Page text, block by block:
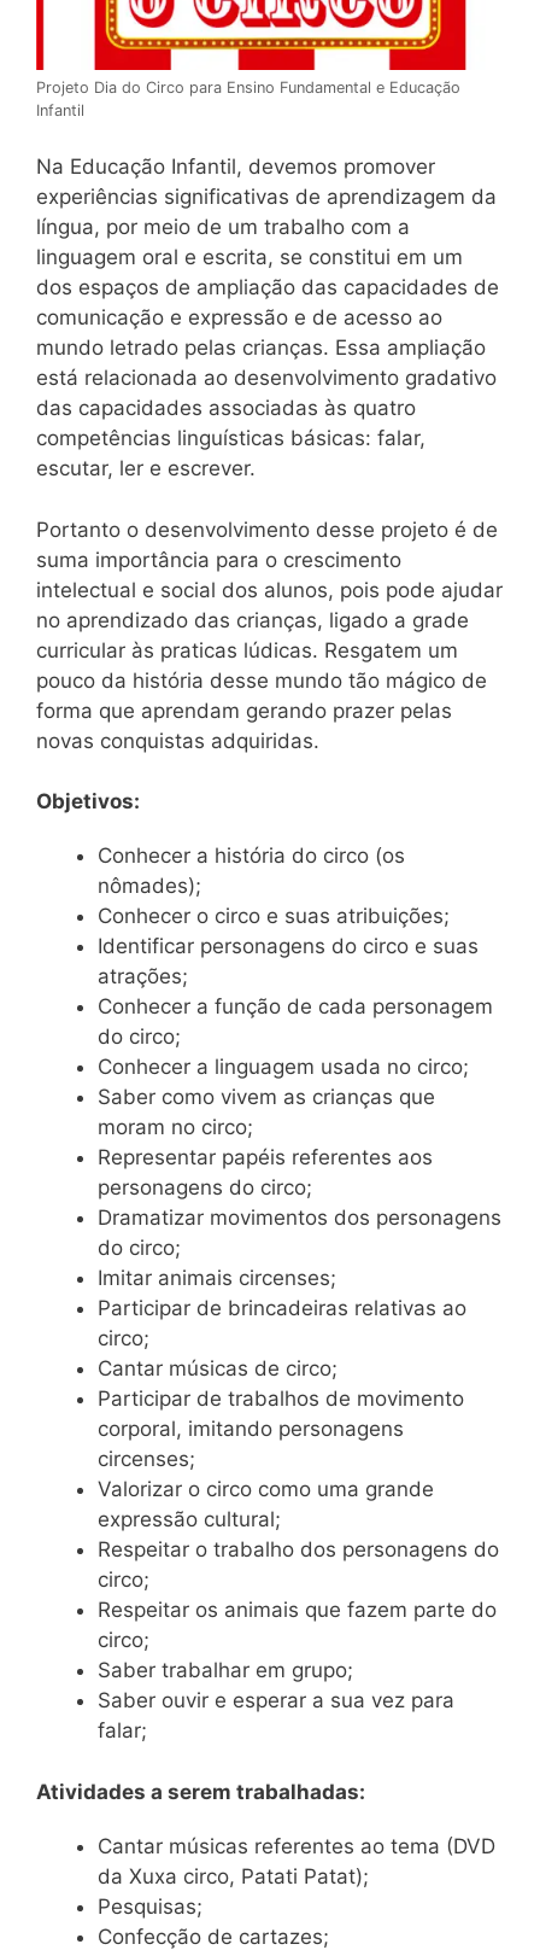
Projeto Dia do Circo para Ensino Fundamental e Educação
Infantil
Na Educação Infantil, devemos promover
experiências significativas de aprendizagem da
língua, por meio de um trabalho com a
linguagem oral e escrita, se constitui em um
dos espaços de ampliação das capacidades de
comunicação e expressão e de acesso ao
mundo letrado pelas crianças. Essa ampliação
está relacionada ao desenvolvimento gradativo
das capacidades associadas às quatro
competências linguísticas básicas: falar,
escutar, ler e escrever.
Portanto o desenvolvimento desse projeto é de
suma importância para o crescimento
intelectual e social dos alunos, pois pode ajudar
no aprendizado das crianças, ligado a grade
curricular às praticas lúdicas. Resgatem um
pouco da história desse mundo tão mágico de
forma que aprendam gerando prazer pelas
novas conquistas adquiridas.
Objetivos:
Conhecer a história do circo (os
nômades);
Conhecer o circo e suas atribuições;
Identificar personagens do circo e suas
atrações;
Conhecer a função de cada personagem
do circo;
Conhecer a linguagem usada no circo;
Saber como vivem as crianças que
moram no circo;
Representar papéis referentes aos
personagens do circo;
Dramatizar movimentos dos personagens
do circo;
Imitar animais circenses;
Participar de brincadeiras relativas ao
circo;
Cantar músicas de circo;
Participar de trabalhos de movimento
corporal, imitando personagens
circenses;
Valorizar o circo como uma grande
expressão cultural;
Respeitar o trabalho dos personagens do
circo;
Respeitar os animais que fazem parte do
circo;
Saber trabalhar em grupo;
Saber ouvir e esperar a sua vez para
falar;
Atividades a serem trabalhadas:
Cantar músicas referentes ao tema (DVD
da Xuxa circo, Patati Patat);
Pesquisas;
Confecção de cartazes;